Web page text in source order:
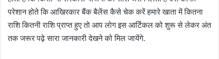
परेशान होते कि आखिरकार बैंक बैलेंस कैसे चेक करें हमारे खाता में कितना
राशि कितनी राशि प्राप्त हुए तो आप लोग इस आर्टिकल को शुरू से लेकर अंत
तक जरूर पढ़े सारा जानकारी देखने को मिल जायेंगे.